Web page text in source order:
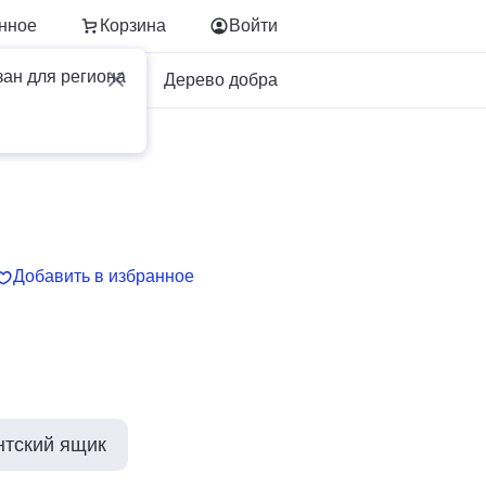
Корзина
для региона
Войти
Для бизнеса Дерево добра
Добавить в избранное
ящик